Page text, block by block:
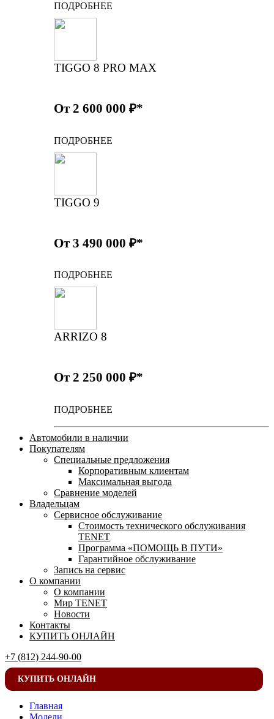
ПОДРОБНЕЕ
TIGGO 8 PRO MAX
От 2 600 000 ₽*
ПОДРОБНЕЕ
TIGGO 9
От 3 490 000 ₽*
ПОДРОБНЕЕ
ARRIZO 8
От 2 250 000 ₽*
ПОДРОБНЕЕ
Автомобили в наличии
Покупателям
Специальные предложения
Корпоративным клиентам
Максимальная выгода
Сравнение моделей
Владельцам
Сервисное обслуживание
Стоимость технического обслуживания
TENET
Программа «ПОМОЩЬ В ПУТИ»
Гарантийное обслуживание
Запись на сервис
О компании
О компании
Мир TENET
Новости
Контакты
КУПИТЬ ОНЛАЙН
+7 (812) 244-90-00
КУПИТЬ ОНЛАЙН
Главная
Модели